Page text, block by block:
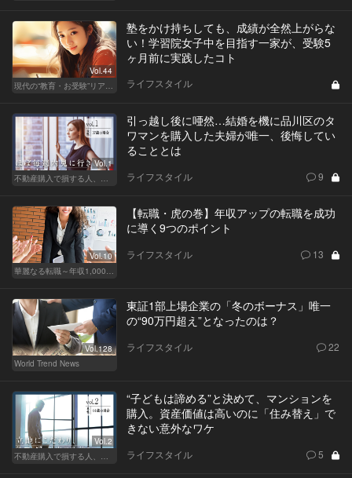
Vol.44
現代の“教育・お受験”リアルドキュメント
塾をかけ持ちしても、成績が全然上がらな
い！学習院女子中を目指す一家が、受験5
ヶ月前に実践したコト
ライフスタイル
Vol.1
不動産購入で損する人、得する人
引っ越し後に唖然…結婚を機に品川区のタ
ワマンを購入した夫婦が唯一、後悔してい
ることとは
ライフスタイル 9
Vol.10
華麗なる転職～年収1,000万超の道～
【転職・虎の巻】年収アップの転職を成功
に導く9つのポイント
ライフスタイル 13
Vol.128
World Trend News
東証1部上場企業の「冬のボーナス」唯一
の“90万円超え”となったのは？
ライフスタイル 22
Vol.2
不動産購入で損する人、得する人
“子どもは諦める”と決めて、マンションを
購入。資産価値は高いのに「住み替え」で
きない意外なワケ
ライフスタイル 5